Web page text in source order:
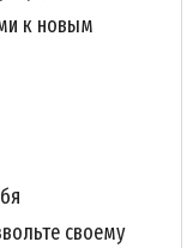
к новым
своему